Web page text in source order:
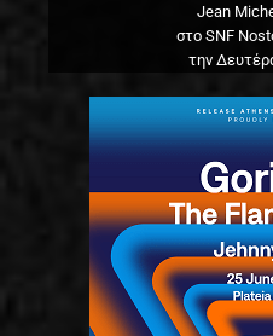
Jean
στο SNF
την